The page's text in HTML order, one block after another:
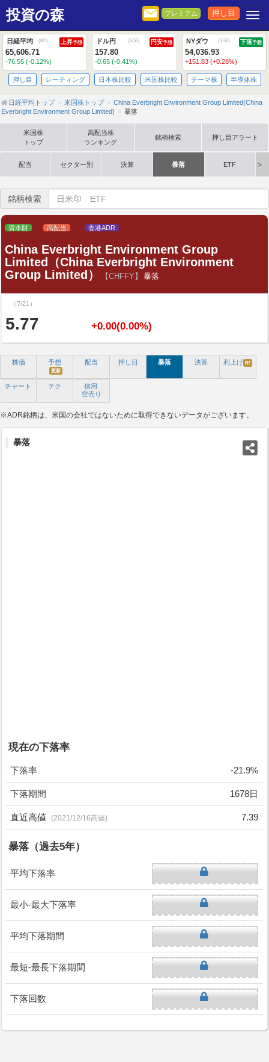
投資の森 プレミアム 押し目
日経平均 (8/7) 上昇予想
65,606.71
-76.55 (-0.12%)
ドル円 (5:55) 円安予想
157.80
-0.65 (-0.41%)
NYダウ (5:50) 下落予想
54,036.93
+151.83 (+0.28%)
押し目 レーティング 日本株比較 米国株比較 テーマ株 半導体株
日経平均トップ 米国株トップ
China Everbright Environment Group Limited(China
Everbright Environment Group Limited)
暴落
米国株
トップ
高配当株
ランキング
銘柄検索 押し目アラート
配当 セクター別 決算 暴落 ETF
銘柄検索
資本財 高配当 香港ADR
China Everbright Environment Group
Limited（China Everbright Environment
Group Limited）
【CHFFY】 暴落
（7/21）
5.77 +0.00(0.00%)
株価 予想
更新
配当 押し目 暴落 決算 利上げ N!
チャート テク
信用
空売り
※ADR銘柄は、米国の会社ではないために取得できないデータがございます。
暴落
現在の下落率
下落率 -21.9%
下落期間 1678日
直近高値 (2021/12/16高値) 7.39
暴落（過去5年）
平均下落率
最小-最大下落率
平均下落期間
最短-最長下落期間
下落回数